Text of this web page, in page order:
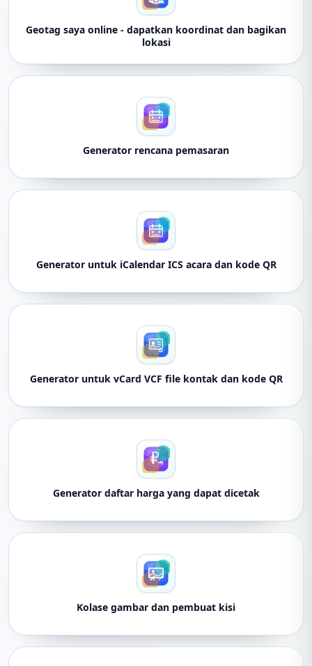
Geotag saya online - dapatkan koordinat dan bagikan
lokasi
Generator rencana pemasaran
Generator untuk iCalendar ICS acara dan kode QR
Generator untuk vCard VCF file kontak dan kode QR
Generator daftar harga yang dapat dicetak
Kolase gambar dan pembuat kisi